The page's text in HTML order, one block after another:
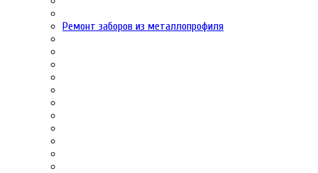
Ремонт заборов из металлопрофиля